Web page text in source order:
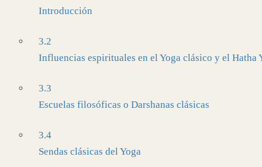
Introducción
3.2
Influencias espirituales en el Yoga clásico y el Hatha
3.3
Escuelas filosóficas o Darshanas clásicas
3.4
Sendas clásicas del Yoga